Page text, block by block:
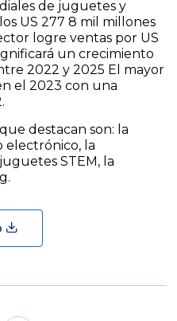
de juguetes y
US 277 8 mil millones
logre ventas por US
un crecimiento
2022 y 2025 El mayor
el 2023 con una
destacan son: la
electrónico, la
STEM, la